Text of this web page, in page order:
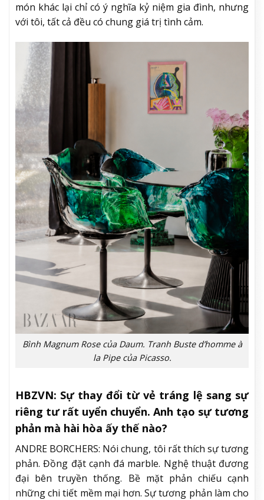
món khác lại chỉ có ý nghĩa kỷ niệm gia đình, nhưng
với tôi, tất cả đều có chung giá trị tình cảm.
Bình Magnum Rose của Daum. Tranh Buste d’homme à
la Pipe của Picasso.
HBZVN: Sự thay đổi từ vẻ tráng lệ sang sự
riêng tư rất uyển chuyển. Anh tạo sự tương
phản mà hài hòa ấy thế nào?
ANDRE BORCHERS: Nói chung, tôi rất thích sự tương
phản. Đồng đặt cạnh đá marble. Nghệ thuật đương
đại bên truyền thống. Bề mặt phản chiếu cạnh
những chi tiết mềm mại hơn. Sự tương phản làm cho